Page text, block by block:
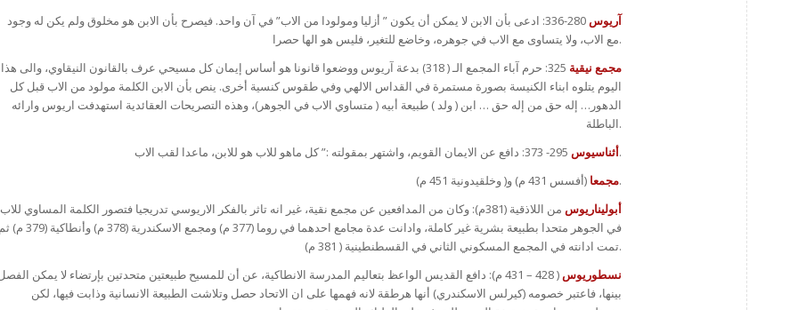
آريوس
280-336: ادعى بأن الابن لا يمكن أن يكون ” أزليا ومولودا من الاب” في آن واحد. فيصرح بأن الابن هو مخلوق ولم يكن له وجود
مع الاب، ولا يتساوى مع الاب في جوهره، وخاضع للتغير، فليس هو الها حصرا.
مجمع نيقية
325: حرم آباء المجمع الـ ( 318) بدعة آريوس ووضعوا قانونا هو أساس إيمان كل مسيحي عرف بالقانون النيقاوي، والى هذا
اليوم يتلوه ابناء الكنيسة بصورة مستمرة في القداس الالهي وفي طقوس كنسية أخرى. ينص بأن الابن الكلمة مولود من الاب قبل كل
الدهور… إله حق من إله حق … ابن ( ولد ) طبيعة أبيه ( متساوي الاب في الجوهر)، وهذه التصريحات العقائدية استهدفت اريوس وارائه
الباطلة.
أثناسيوس295- 373: دافع عن الايمان القويم، واشتهر بمقولته :” كل ماهو للاب هو للابن، ماعدا لقب الاب.
مجمعا(أفسس 431 م) و( وخلقيدونية 451 م).
أبوليناريوس
من اللاذقية (381م): وكان من المدافعين عن مجمع نقية، غير انه تاثر بالفكر الاريوسي تدريجيا فتصور الكلمة المساوي للاب
في الجوهر متحدا بطبيعة بشرية غير كاملة، وادانت عدة مجامع احدهما في روما (377 م) ومجمع الاسكندرية (378 م) وأنطاكية (379 م) ثم
تمت ادانته في المجمع المسكوني الثاني في القسطنطينية ( 381 م).
نسطوريوس
( 428 – 431 م): دافع القديس الواعظ بتعاليم المدرسة الانطاكية، عن أن للمسيح طبيعتين متحدتين بإرتضاء لا يمكن
بينها، فاعتبر خصومه (كيرلس الاسكندري) أنها هرطقة لانه فهمها على ان الاتحاد حصل وتلاشت الطبيعة الانسانية وذابت فيها، لكن